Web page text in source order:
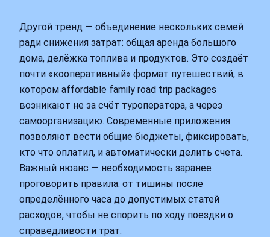
Другой тренд — объединение нескольких семей
ради снижения затрат: общая аренда большого
дома, делёжка топлива и продуктов. Это создаёт
почти «кооперативный» формат путешествий, в
котором affordable family road trip packages
возникают не за счёт туроператора, а через
самоорганизацию. Современные приложения
позволяют вести общие бюджеты, фиксировать,
кто что оплатил, и автоматически делить счета.
Важный нюанс — необходимость заранее
проговорить правила: от тишины после
определённого часа до допустимых статей
расходов, чтобы не спорить по ходу поездки о
справедливости трат.